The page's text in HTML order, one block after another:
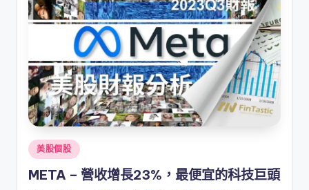
Posted
in
美股個股
META – 營收增長23%，最便宜的科技巨頭